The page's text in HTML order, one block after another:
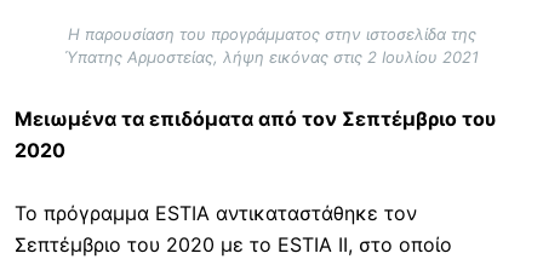
Η παρουσίαση του προγράμματος στην ιστοσελίδα της
Ύπατης Αρμοστείας, λήψη εικόνας στις 2 Ιουλίου 2021
Μειωμένα τα επιδόματα από τον Σεπτέμβριο του
2020
Το πρόγραμμα ESTIA αντικαταστάθηκε τον
Σεπτέμβριο του 2020 με το ESTIA II, στο οποίο